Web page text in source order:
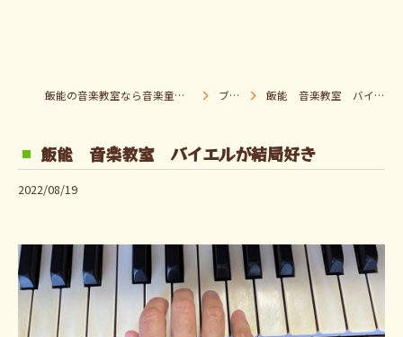
飯能の音楽教室なら音楽童クラブ Pパラダイス ブログ 飯能 音楽教室 バイエルが結局好き
飯能 音楽教室 バイエルが結局好き
2022/08/19